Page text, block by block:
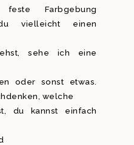
Farbgebung
vielleicht einen
sehe ich eine
oder sonst etwas.
welche
du kannst einfach